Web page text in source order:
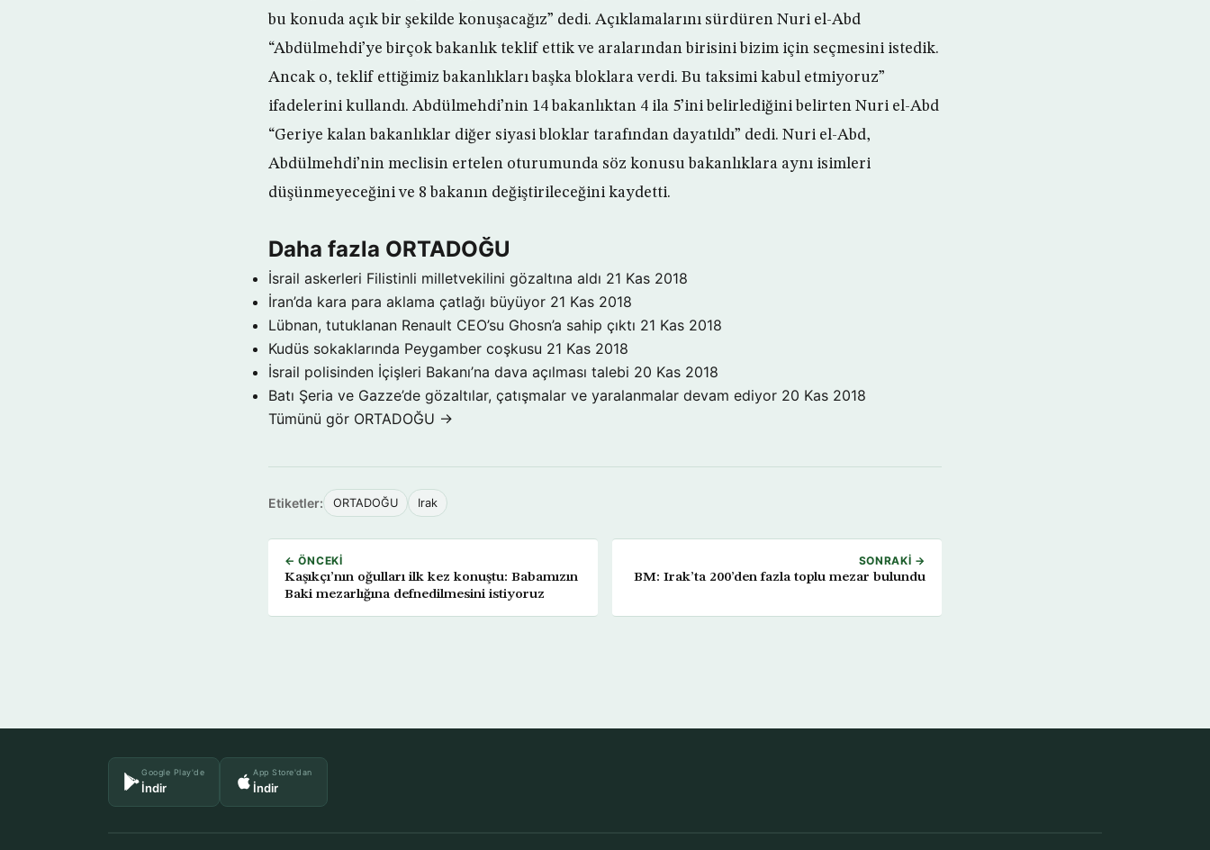
bu konuda açık bir şekilde konuşacağız” dedi. Açıklamalarını sürdüren Nuri el-Abd
“Abdülmehdi’ye birçok bakanlık teklif ettik ve aralarından birisini bizim için seçmesini istedik.
Ancak o, teklif ettiğimiz bakanlıkları başka bloklara verdi. Bu taksimi kabul etmiyoruz”
ifadelerini kullandı. Abdülmehdi’nin 14 bakanlıktan 4 ila 5’ini belirlediğini belirten Nuri el-Abd
“Geriye kalan bakanlıklar diğer siyasi bloklar tarafından dayatıldı” dedi. Nuri el-Abd,
Abdülmehdi’nin meclisin ertelen oturumunda söz konusu bakanlıklara aynı isimleri
düşünmeyeceğini ve 8 bakanın değiştirileceğini kaydetti.
Daha fazla ORTADOĞU
İsrail askerleri Filistinli milletvekilini gözaltına aldı 21 Kas 2018
İran’da kara para aklama çatlağı büyüyor 21 Kas 2018
Lübnan, tutuklanan Renault CEO’su Ghosn’a sahip çıktı 21 Kas 2018
Kudüs sokaklarında Peygamber coşkusu 21 Kas 2018
İsrail polisinden İçişleri Bakanı’na dava açılması talebi 20 Kas 2018
Batı Şeria ve Gazze’de gözaltılar, çatışmalar ve yaralanmalar devam ediyor 20 Kas 2018
Tümünü gör ORTADOĞU →
Etiketler: ORTADOĞU Irak
← ÖNCEKI
Kaşıkçı’nın oğulları ilk kez konuştu: Babamızın
Baki mezarlığına defnedilmesini istiyoruz
SONRAKI →
BM: Irak’ta 200’den fazla toplu mezar bulundu
Google Play'de
İndir
App Store'dan
İndir